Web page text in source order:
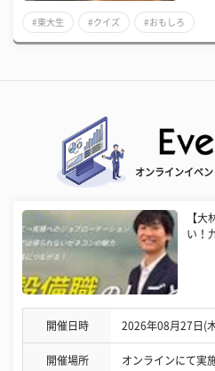
#東大生 #クイズ #おもしろ
オンラインイベ
【大
い！
開催日時 2026年08月27日(
開催場所 オンラインにて実